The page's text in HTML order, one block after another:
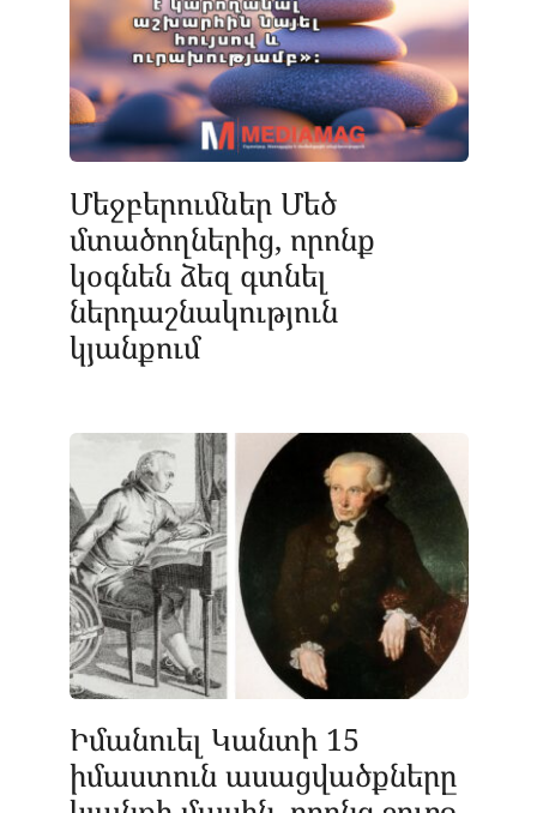
Մեջբերումներ Մեծ
մտածողներից, որոնք
կօգնեն ձեզ գտնել
ներդաշնակություն
կյանքում
Իմանուել Կանտի 15
իմաստուն ասացվածքները